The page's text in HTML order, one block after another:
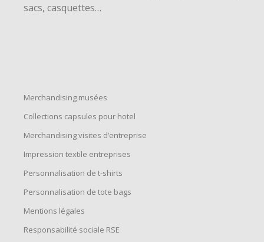
sacs, casquettes…
Merchandising musées
Collections capsules pour hotel
Merchandising visites d’entreprise
Impression textile entreprises
Personnalisation de t-shirts
Personnalisation de tote bags
Mentions légales
Responsabilité sociale RSE